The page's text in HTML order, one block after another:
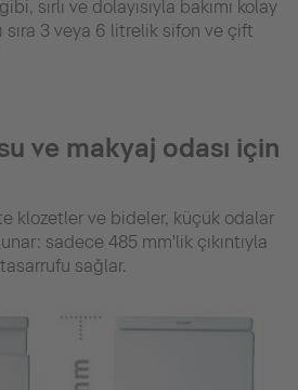
sırlı ve dolayısıyla bakımı kolay
sıra 3 veya 6 litrelik sifon ve çift
ve makyaj odası için
klozetler ve bideler, küçük odalar
sadece 485 mm'lik çıkıntıyla
sağlar.